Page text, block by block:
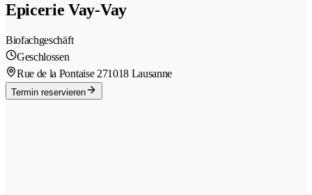
Epicerie Vay-Vay
Biofachgeschäft
Geschlossen
Rue de la Pontaise 271018 Lausanne
Termin reservieren